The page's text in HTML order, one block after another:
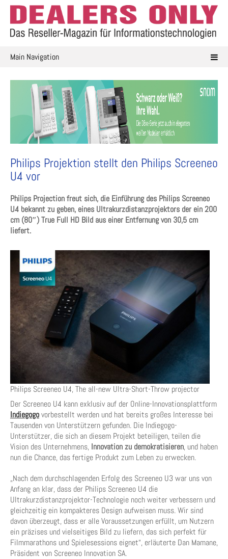
Skip
content
Main Navigation
Philips Projektion stellt den Philips Screeneo
U4 vor
Philips Projection freut sich, die Einführung des Philips Screeneo
U4 bekannt zu geben, eines Ultrakurzdistanzprojektors der ein 200
cm (80″) True Full HD Bild aus einer Entfernung von 30,5 cm
liefert.
Philips Screeneo U4, The all-new Ultra-Short-Throw projector
Der Screeneo U4 kann exklusiv auf der Online-Innovationsplattform
Indiegogovorbestellt werden und hat bereits großes Interesse bei
Tausenden von Unterstützern gefunden. Die Indiegogo-
Unterstützer, die sich an diesem Projekt beteiligen, teilen die
Vision des Unternehmens, Innovation zu demokratisieren, und haben
nun die Chance, das fertige Produkt zum Leben zu erwecken.
„Nach dem durchschlagenden Erfolg des Screeneo U3 war uns von
Anfang an klar, dass der Philips Screeneo U4 die
Ultrakurzdistanzprojektor-Technologie noch weiter verbessern und
gleichzeitig ein kompakteres Design aufweisen muss. Wir sind
davon überzeugt, dass er alle Voraussetzungen erfüllt, um Nutzern
ein präzises und vielseitiges Bild zu liefern, das sich perfekt für
Filmmarathons und Spielesessions eignet“, erläuterte Dan Mamane,
Präsident von Screeneo Innovation SA.